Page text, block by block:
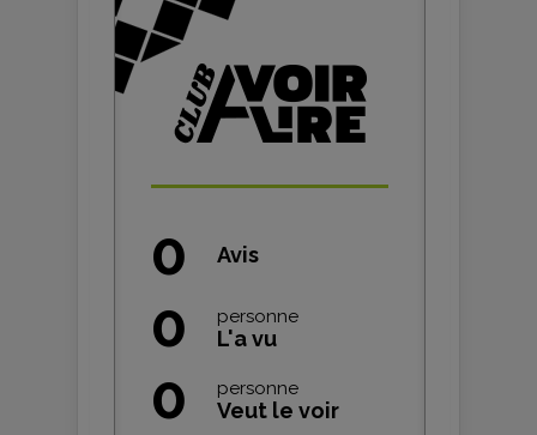
0 Avis
0 personne
L'a vu
0 personne
Veut le voir